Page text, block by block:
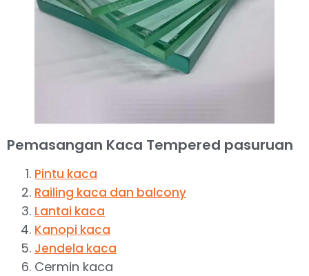
Pemasangan Kaca Tempered pasuruan
Pintu kaca
Railing kaca dan balcony
Lantai kaca
Kanopi kaca
Jendela kaca
Cermin kaca